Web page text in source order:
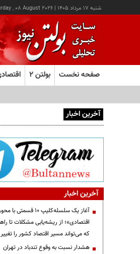
شنبه ۱۷ مرداد ۱۴۰۵ |
, 08 August 2026
صفحه نخست بولتن ۲
آخرین اخبار
آخرین اخبار
آغاز یک سلسله‌کلیپ ۱۰
اقتصادی»؛ از ریشه‌یابی مشکلات تا
که می‌تواند مسیر اقتصاد کشور را
هشدار نسبت به وقوع تندباد در تهران